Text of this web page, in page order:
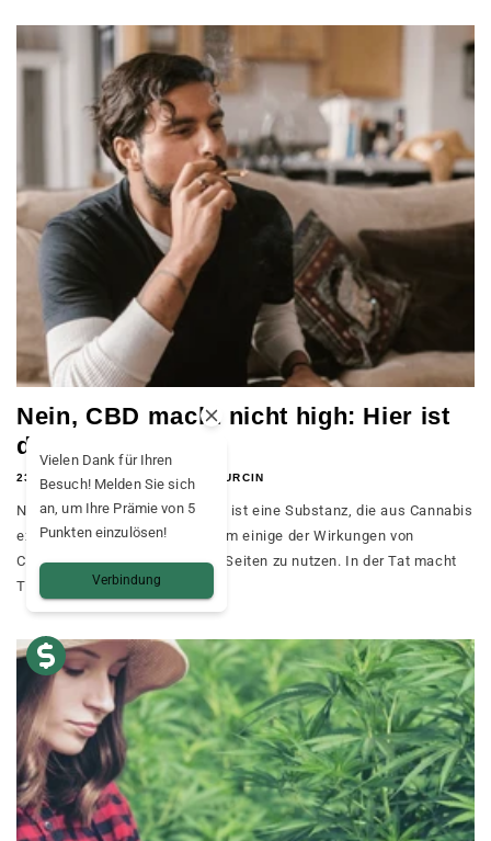
Nein, CBD macht nicht high: Hier ist
der Grund dafür
23. APRIL 2024 JEREMY SURCIN
Nein, CBD macht nicht high. Es ist eine Substanz, die aus Cannabis
extrahiert und erforscht wird, um einige der Wirkungen von
Cannabis ohne die schlechten Seiten zu nutzen. In der Tat macht
THC ...
Vielen Dank für Ihren
Besuch! Melden Sie sich
an, um Ihre Prämie von 5
Punkten einzulösen!
Verbindung